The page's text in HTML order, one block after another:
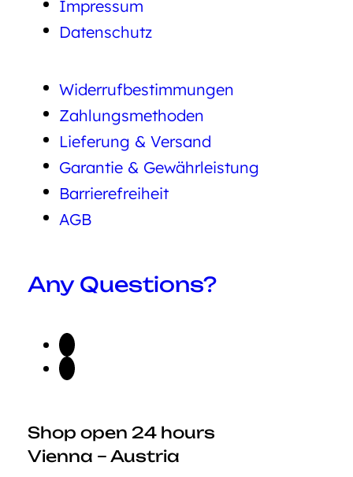
Impressum
Datenschutz
Widerrufbestimmungen
Zahlungsmethoden
Lieferung & Versand
Garantie & Gewährleistung
Barrierefreiheit
AGB
Any Questions?
Shop open 24 hours
Vienna – Austria